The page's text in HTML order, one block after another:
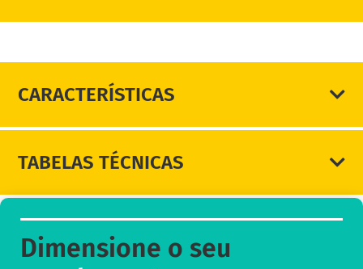
DIMENSIONE SEU ACOPLAMENTO
CARACTERÍSTICAS
TABELAS TÉCNICAS
Dimensione o seu